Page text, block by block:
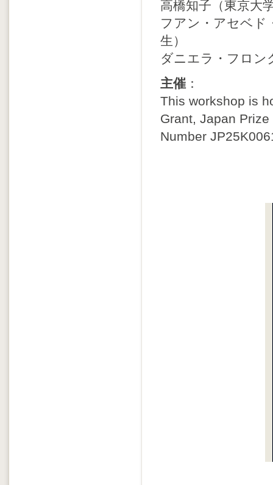
高橋知子（東京大
フアン・アセベ
生）
ダニエラ・フロ
主催 ：
This workshop is
Grant, Japan
Number